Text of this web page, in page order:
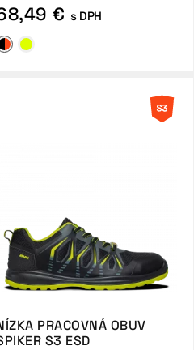
€ s DPH
PRACOVNÁ OBUV
S3 ESD